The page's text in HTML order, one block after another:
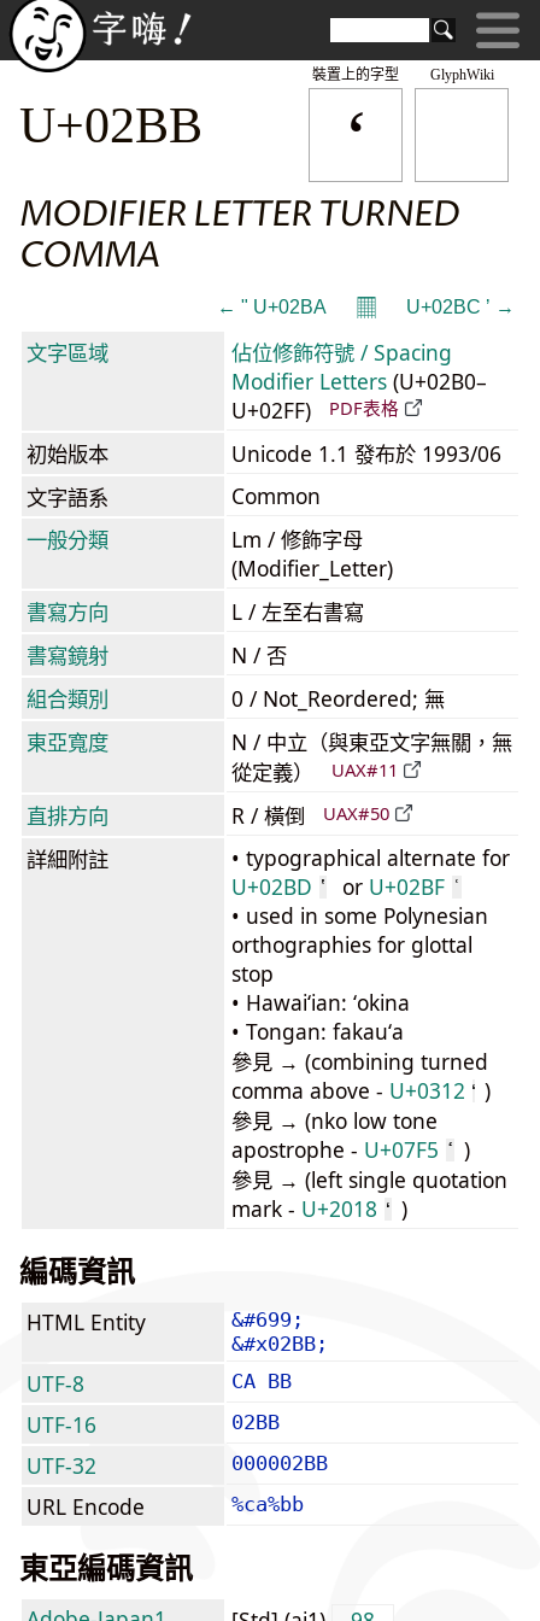
GlyphWiki
ʻ
裝置上的字型
U+02BB
MODIFIER LETTER TURNED
COMMA
← ʺ U+02BA 𝄜 U+02BC ʼ →
文字區域
佔位修飾符號 / Spacing
Modifier Letters (U+02B0–
U+02FF)
PDF表格
初始版本
Unicode 1.1 發布於 1993/06
文字語系
Common
一般分類
Lm / 修飾字母
(Modifier_Letter)
書寫方向
L / 左至右書寫
書寫鏡射
N / 否
組合類別
0 / Not_Reordered; 無
東亞寬度
N / 中立（與東亞文字無關，無
從定義）
UAX#11
直排方向 R / 橫倒 UAX#50
詳細附註
• typographical alternate for
U+02BD ʽ or U+02BF ʿ
• used in some Polynesian
orthographies for glottal
stop
• Hawaiʻian: ʻokina
• Tongan: fakauʻa
參見 → (combining turned
comma above - U+0312
)
參見 → (nko low tone
apostrophe - U+07F5 ߵ )
參見 → (left single quotation
mark - U+2018 ‘ )
編碼資訊
HTML Entity
&#699;
&#x02BB;
UTF-8 CA BB
UTF-16 02BB
UTF-32 000002BB
URL Encode %ca%bb
東亞編碼資訊